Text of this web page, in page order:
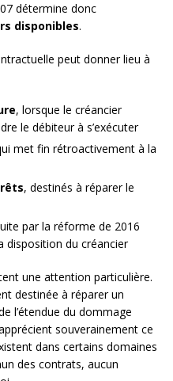
détermine donc
disponibles.
peut donner lieu à
, lorsque le créancier
le débiteur à s’exécuter
met fin rétroactivement à la
, destinés à réparer le
par la réforme de 2016
disposition du créancier
une attention particulière.
destinée à réparer un
l’étendue du dommage
souverainement ce
dans certains domaines
des contrats, aucun